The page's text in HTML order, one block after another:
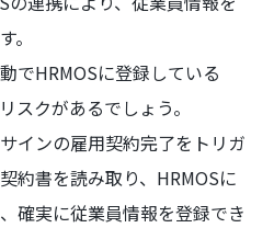
。
でHRMOSに登録している
スクがあるでしょう。
インの雇用契約完了をトリガ
約書を読み取り、HRMOSに
確実に従業員情報を登録でき